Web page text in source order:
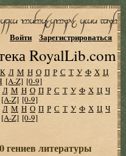
RoyalLib.com
Войти Зарегистрироваться
К Л М Н О П Р С Т У Ф Х Ц
[A-Z] [0-9]
Л М Н О П Р С Т У Ф Х Ц Ч
[A-Z] [0-9]
Л М Н О П Р С Т У Ф Х Ц Ч
[A-Z] [0-9]
гениев литературы